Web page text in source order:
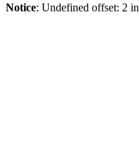
Notice: Undefined offset: 2 in